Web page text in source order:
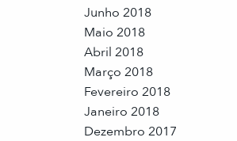
Junho 2018
Maio 2018
Abril 2018
Março 2018
Fevereiro 2018
Janeiro 2018
Dezembro 2017